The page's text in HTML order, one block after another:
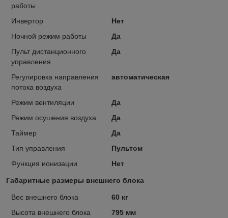
работы
Инвертор
Нет
Ночной режим работы
Да
Пульт дистанционного
управления
Да
Регулировка направления
потока воздуха
автоматическая
Режим вентиляции
Да
Режим осушения воздуха
Да
Таймер
Да
Тип управления
Пультом
Функция ионизации
Нет
Габаритные размеры внешнего блока
Вес внешнего блока
60 кг
Высота внешнего блока
795 мм